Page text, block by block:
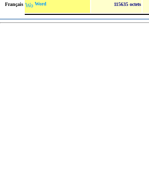
Français Word 115635 octets